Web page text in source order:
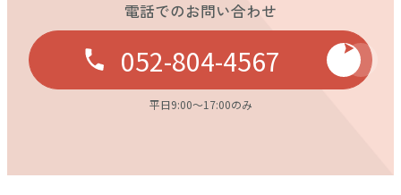
電話でのお問い合わせ
052-804-4567
平日9:00〜17:00のみ